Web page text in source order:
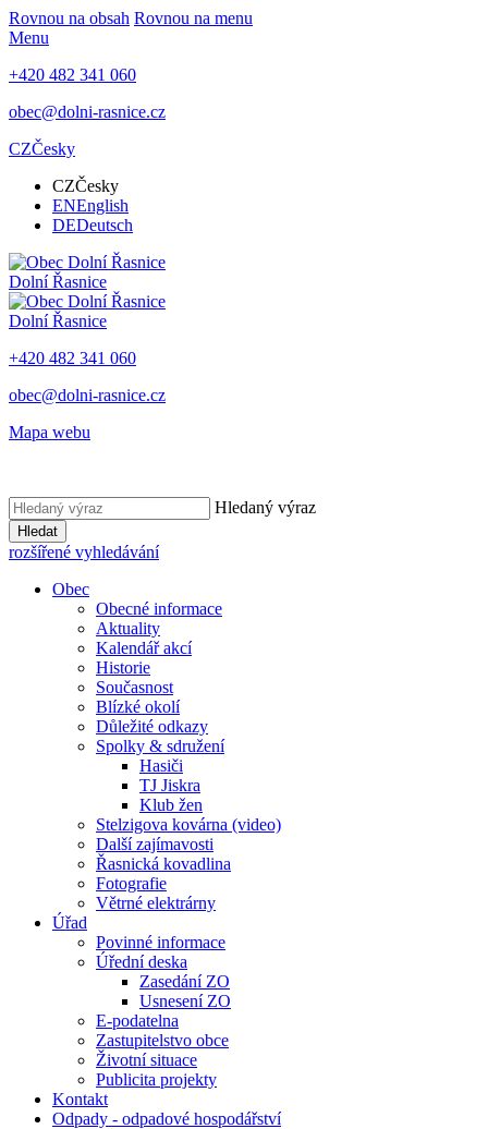
Rovnou na obsah Rovnou na menu
Menu
+420 482 341 060
obec@dolni-rasnice.cz
CZČesky
CZČesky
ENEnglish
DEDeutsch
Dolní Řasnice
Dolní Řasnice
+420 482 341 060
obec@dolni-rasnice.cz
Mapa webu
Hledaný výraz
Hledat
rozšířené vyhledávání
Obec
Obecné informace
Aktuality
Kalendář akcí
Historie
Současnost
Blízké okolí
Důležité odkazy
Spolky & sdružení
Hasiči
TJ Jiskra
Klub žen
Stelzigova kovárna (video)
Další zajímavosti
Řasnická kovadlina
Fotografie
Větrné elektrárny
Úřad
Povinné informace
Úřední deska
Zasedání ZO
Usnesení ZO
E-podatelna
Zastupitelstvo obce
Životní situace
Publicita projekty
Kontakt
Odpady - odpadové hospodářství